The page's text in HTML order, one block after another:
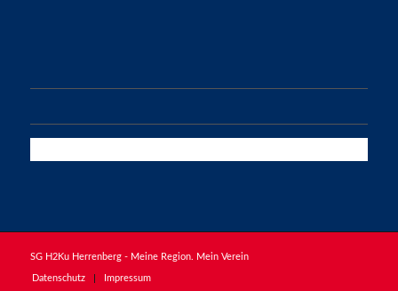
SG H2Ku Herrenberg - Meine Region. Mein Verein
Datenschutz Impressum